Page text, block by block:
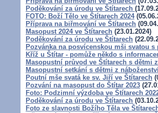
Poděkování za úrodu ve Štítarech
FOTO: Boží Tělo ve Štítarech 2024
Příprava na biřmování ve Štítarech
Masopust 2024 ve Štítarech (23.01.2024)
Poděkování za úrodu ve Štítarech
Pozvánka na posvícenskou mši svatou
Kříž u Štítar - pomůže někdo s
Masopustní průvod ve Štítarech s dětmi
Masopustní setkání s dětmi z
Poutní mše svatá ke sv. Jiří ve Štítarech
Pozvání na masopust do Štítar 2023
Foto: Podzimní výzdoba ve Štítarech
Poděkování za úrodu ve Štítarech
Foto ze slavnosti Božího Těla ve